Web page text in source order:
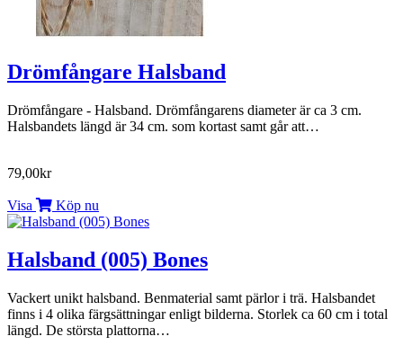
Drömfångare Halsband
Drömfångare - Halsband. Drömfångarens diameter är ca 3 cm.
Halsbandets längd är 34 cm. som kortast samt går att…
79,00kr
Visa Köp nu
Halsband (005) Bones
Vackert unikt halsband. Benmaterial samt pärlor i trä. Halsbandet
finns i 4 olika färgsättningar enligt bilderna. Storlek ca 60 cm i total
längd. De största plattorna…